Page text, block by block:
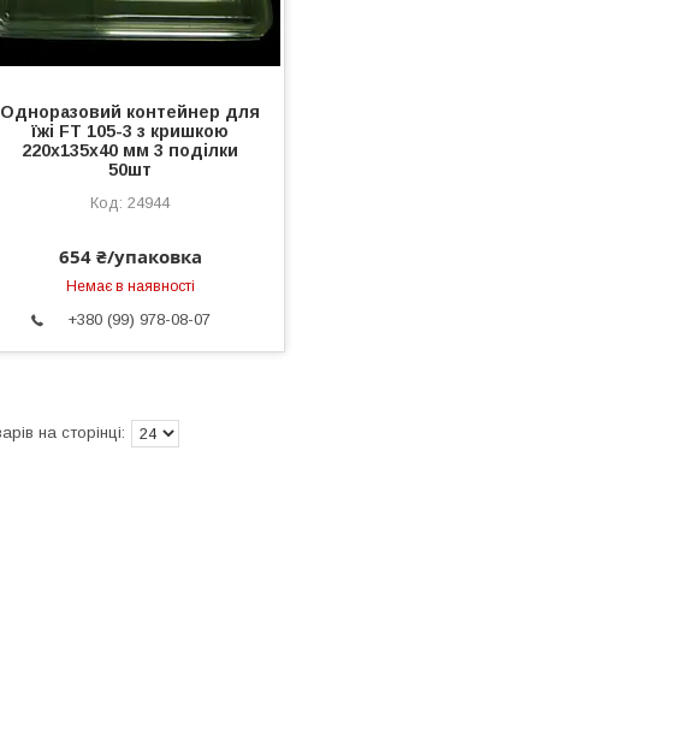
Одноразовий контейнер для
їжі FT 105-3 з кришкою
220х135х40 мм 3 поділки
50шт
24944
654 ₴/упаковка
Немає в наявності
+380 (99) 978-08-07